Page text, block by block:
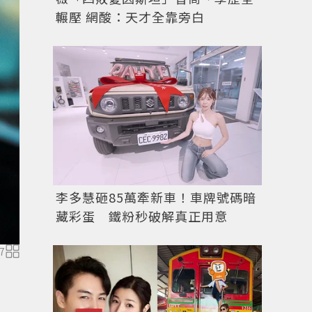
7
輾壓 網酸：天才全靠旁白
李多慧砸85萬牽新車！車牌號碼暗
藏彩蛋 鐵粉秒破解真正用意